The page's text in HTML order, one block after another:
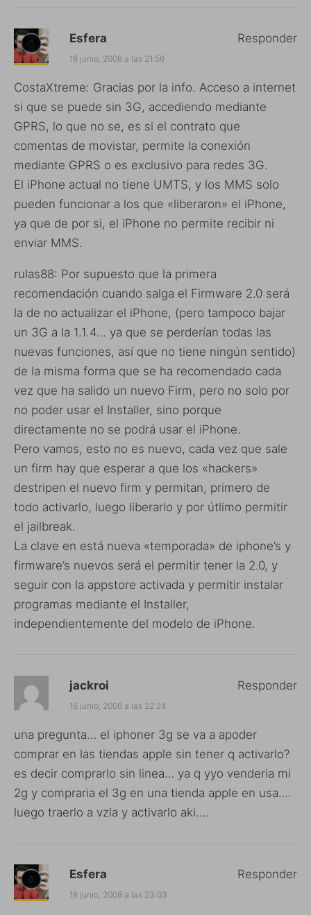
Esfera
18 junio, 2008 a las 21:56
CostaXtreme: Gracias por la info. Acceso a internet
si que se puede sin 3G, accediendo mediante
GPRS, lo que no se, es si el contrato que
comentas de movistar, permite la conexión
mediante GPRS o es exclusivo para redes 3G.
El iPhone actual no tiene UMTS, y los MMS solo
pueden funcionar a los que «liberaron» el iPhone,
ya que de por si, el iPhone no permite recibir ni
enviar MMS.
rulas88: Por supuesto que la primera
recomendación cuando salga el Firmware 2.0 será
la de no actualizar el iPhone, (pero tampoco bajar
un 3G a la 1.1.4… ya que se perderían todas las
nuevas funciones, así que no tiene ningún sentido)
de la misma forma que se ha recomendado cada
vez que ha salido un nuevo Firm, pero no solo por
no poder usar el Installer, sino porque
directamente no se podrá usar el iPhone.
Pero vamos, esto no es nuevo, cada vez que sale
un firm hay que esperar a que los «hackers»
destripen el nuevo firm y permitan, primero de
todo activarlo, luego liberarlo y por útlimo permitir
el jailbreak.
La clave en está nueva «temporada» de iphone’s y
firmware’s nuevos será el permitir tener la 2.0, y
seguir con la appstore activada y permitir instalar
programas mediante el Installer,
independientemente del modelo de iPhone.
Responder
jackroi
18 junio, 2008 a las 22:24
una pregunta… el iphoner 3g se va a apoder
comprar en las tiendas apple sin tener q activarlo?
es decir comprarlo sin linea… ya q yyo venderia mi
2g y compraria el 3g en una tienda apple en usa….
luego traerlo a vzla y activarlo aki….
Responder
Esfera
18 junio, 2008 a las 23:03
Responder